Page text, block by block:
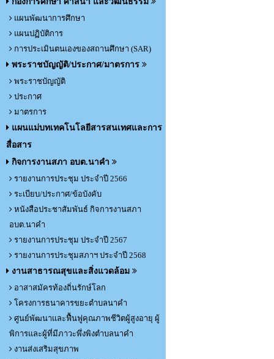
แผนพัฒนาการศึกษา
แผนปฏิบัติการ
การประเมินตนเองของสถานศึกษา (SAR)
พระราชบัญญัติ/ประกาศ/มาตรการ
พระราชบัญญัติ
ประกาศ
มาตรการ
แผนแม่บทเทคโนโลยีสารสนเทศและการ
สื่อสาร
กิจการงานสภา อบต.นาคำ
รายงานการประชุม ประจำปี 2566
ระเบียบ/ประกาศ/ข้อบังคับ
หนังสือประชาสัมพันธ์ กิจการงานสภา
อบต.นาคำ
รายงานการประชุม ประจำปี 2567
รายงานการประชุมสภาฯ ประจำปี 2568
งานสาธารณสุขและสิ่งแวดล้อม
อาสาสมัครท้องถิ่นรักษ์โลก
โครงการธนาคารขยะตำบลนาคำ
ศูนย์พัฒนาและฟื้นฟูคุณภาพชีวิตผู้สูงอายุ ผู้
พิการและผู้ที่มีภาวะพึ่งพิงตำบลนาคำ
งานส่งเสริมสุขภาพ